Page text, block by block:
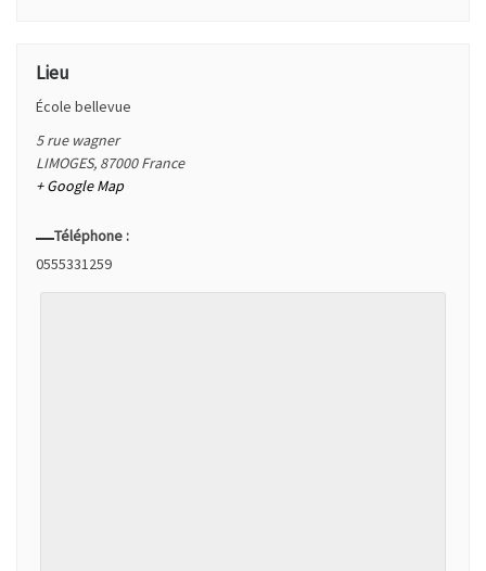
Lieu
École bellevue
5 rue wagner
LIMOGES, 87000 France
+ Google Map
Téléphone :
0555331259